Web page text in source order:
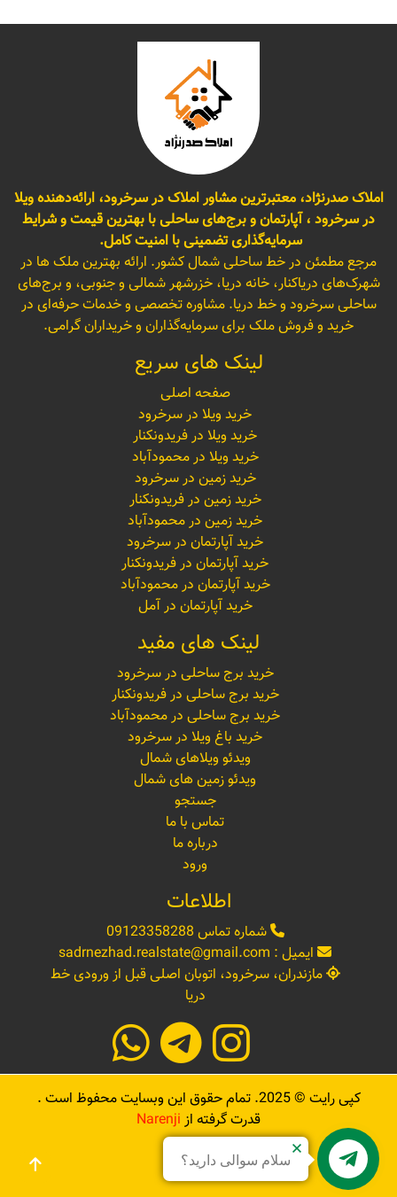
املاک صدرنژاد، معتبرترین مشاور املاک در سرخرود، ارائه‌دهنده ویلا
در سرخرود ، آپارتمان و برج‌های ساحلی با بهترین قیمت و شرایط
سرمایه‌گذاری تضمینی با امنیت کامل.
مرجع مطمئن در خط ساحلی شمال کشور. ارائه بهترین ملک ها در
شهرک‌های دریاکنار، خانه دریا، خزرشهر شمالی و جنوبی، و برج‌های
ساحلی سرخرود و خط دریا. مشاوره تخصصی و خدمات حرفه‌ای در
خرید و فروش ملک برای سرمایه‌گذاران و خریداران گرامی.
لینک های سریع
صفحه اصلی
خرید ویلا در سرخرود
خرید ویلا در فریدونکنار
خرید ویلا در محمودآباد
خرید زمین در سرخرود
خرید زمین در فریدونکنار
خرید زمین در محمودآباد
خرید آپارتمان در سرخرود
خرید آپارتمان در فریدونکنار
خرید آپارتمان در محمودآباد
خرید آپارتمان در آمل
لینک های مفید
خرید برج ساحلی در سرخرود
خرید برج ساحلی در فریدونکنار
خرید برج ساحلی در محمودآباد
خرید باغ ویلا در سرخرود
ویدئو ویلاهای شمال
ویدئو زمین های شمال
جستجو
تماس با ما
درباره ما
ورود
اطلاعات
شماره تماس 09123358288
ایمیل : sadrnezhad.realstate@gmail.com
مازندران، سرخرود، اتوبان اصلی قبل از ورودی خط
دریا
کپی رایت ©2025. تمام حقوق این وبسایت محفوظ است .
قدرت گرفته از Narenji
سلام سوالی دارید؟